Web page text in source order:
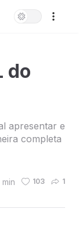
do
apresentar e
completa
min 103 1